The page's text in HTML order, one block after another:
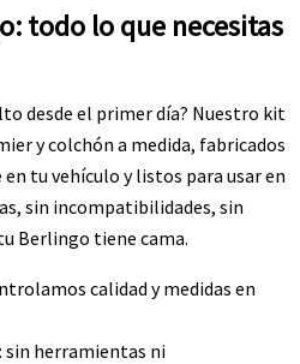
todo lo que necesitas
desde el primer día? Nuestro kit
y colchón a medida, fabricados
tu vehículo y listos para usar en
sin incompatibilidades, sin
Berlingo tiene cama.
calidad y medidas en
sin herramientas ni